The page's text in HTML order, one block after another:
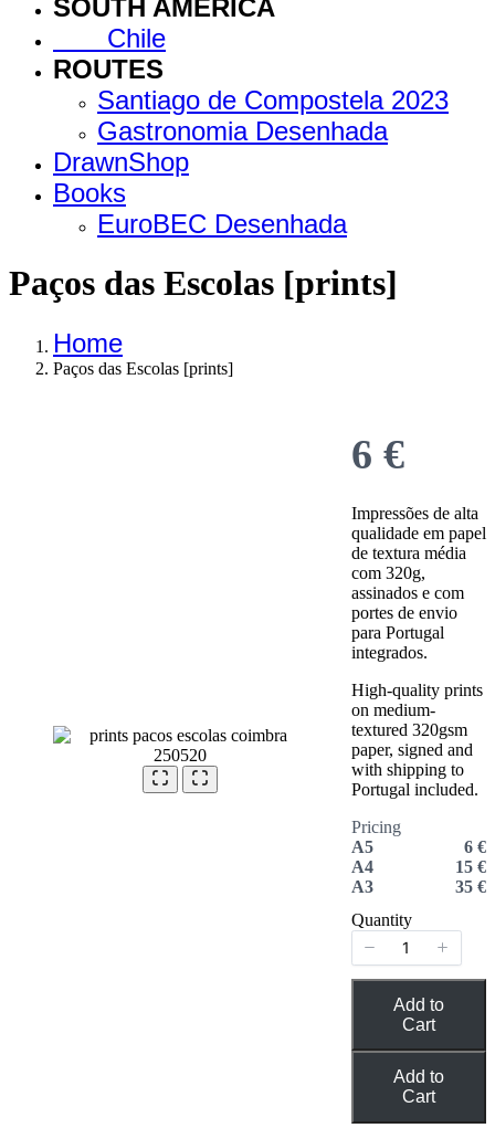
SOUTH AMERICA
Chile
ROUTES
Santiago de Compostela 2023
Gastronomia Desenhada
DrawnShop
Books
EuroBEC Desenhada
Paços das Escolas [prints]
Home
Paços das Escolas [prints]
Now
6 €
Impressões de alta
qualidade em papel
de textura média
com 320g,
assinados e com
portes de envio
para Portugal
integrados.
High-quality prints
on medium-
textured 320gsm
paper, signed and
with shipping to
Portugal included.
Pricing
A5
6 €
A4
15 €
A3
35 €
Quantity
Add to
Cart
Add to
Cart